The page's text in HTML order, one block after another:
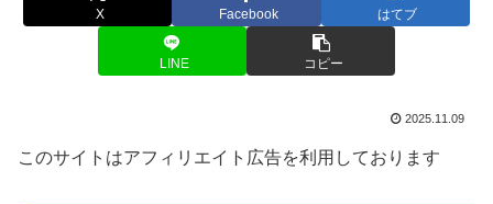
X Facebook はてブ
LINE コピー
2025.11.09
このサイトはアフィリエイト広告を利用しております